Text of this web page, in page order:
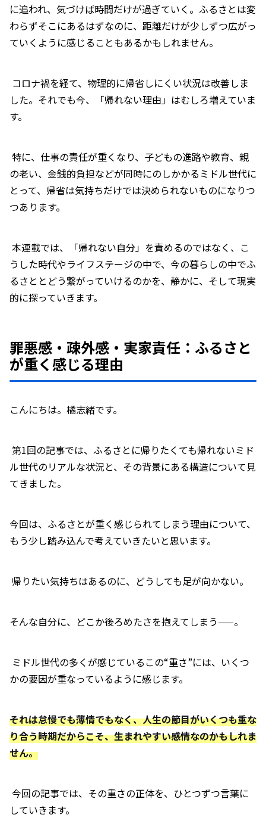
に追われ、気づけば時間だけが過ぎていく。ふるさとは変
わらずそこにあるはずなのに、距離だけが少しずつ広がっ
ていくように感じることもあるかもしれません。
コロナ禍を経て、物理的に帰省しにくい状況は改善しま
した。それでも今、「帰れない理由」はむしろ増えていま
す。
特に、仕事の責任が重くなり、子どもの進路や教育、親
の老い、金銭的負担などが同時にのしかかるミドル世代に
とって、帰省は気持ちだけでは決められないものになりつ
つあります。
本連載では、「帰れない自分」を責めるのではなく、こ
うした時代やライフステージの中で、今の暮らしの中でふ
るさととどう繋がっていけるのかを、静かに、そして現実
的に探っていきます。
罪悪感・疎外感・実家責任：ふるさと
が重く感じる理由
こんにちは。橘志緒です。
第1回の記事では、ふるさとに帰りたくても帰れないミド
ル世代のリアルな状況と、その背景にある構造について見
てきました。
今回は、ふるさとが重く感じられてしまう理由について、
もう少し踏み込んで考えていきたいと思います。
帰りたい気持ちはあるのに、どうしても足が向かない。
そんな自分に、どこか後ろめたさを抱えてしまう——。
ミドル世代の多くが感じているこの“重さ”には、いくつ
かの要因が重なっているように感じます。
それは怠慢でも薄情でもなく、人生の節目がいくつも重な
り合う時期だからこそ、生まれやすい感情なのかもしれま
せん。
今回の記事では、その重さの正体を、ひとつずつ言葉に
していきます。